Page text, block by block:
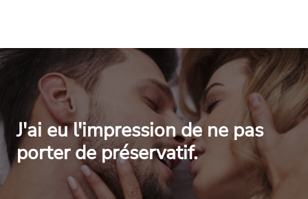
J'ai eu l'impression de ne pas
porter de préservatif.